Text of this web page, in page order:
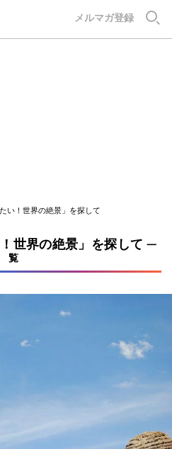
メルマガ登録
い！世界の絶景」を探して
世界の絶景」を探して 一
覧